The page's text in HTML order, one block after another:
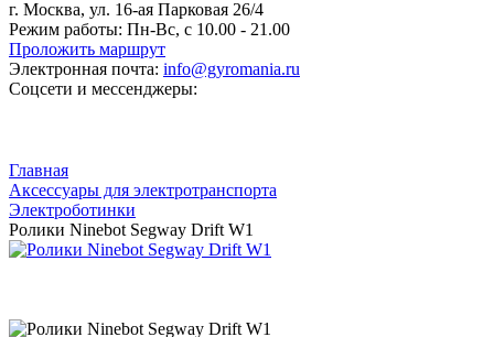
г. Москва, ул. 16-ая Парковая 26/4
Режим работы: Пн-Вс, с 10.00 - 21.00
Проложить маршрут
Электронная почта: info@gyromania.ru
Соцсети и мессенджеры:
Главная
Аксессуары для электротранспорта
Электроботинки
Ролики Ninebot Segway Drift W1